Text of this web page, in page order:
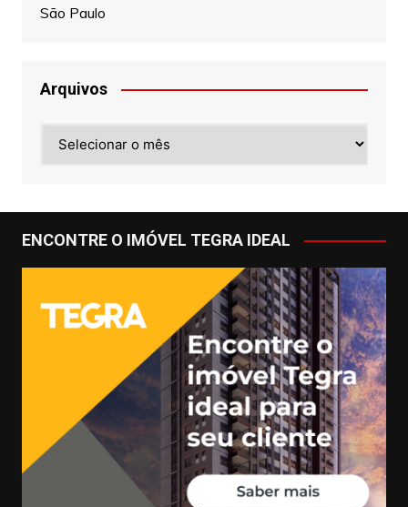
São Paulo
Arquivos
ENCONTRE O IMÓVEL TEGRA IDEAL